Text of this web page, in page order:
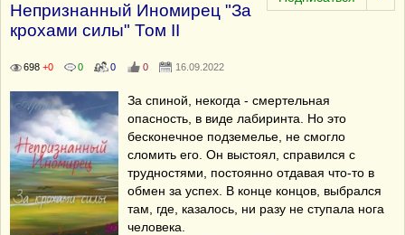
Непризнанный Иномирец "За
крохами силы" Том II
698 +0 0 0 0 16.09.2022
За спиной, некогда - смертельная
опасность, в виде лабиринта. Но это
бесконечное подземелье, не смогло
сломить его. Он выстоял, справился с
трудностями, постоянно отдавая что-то в
обмен за успех. В конце концов, выбрался
там, где, казалось, ни разу не ступала нога
человека.